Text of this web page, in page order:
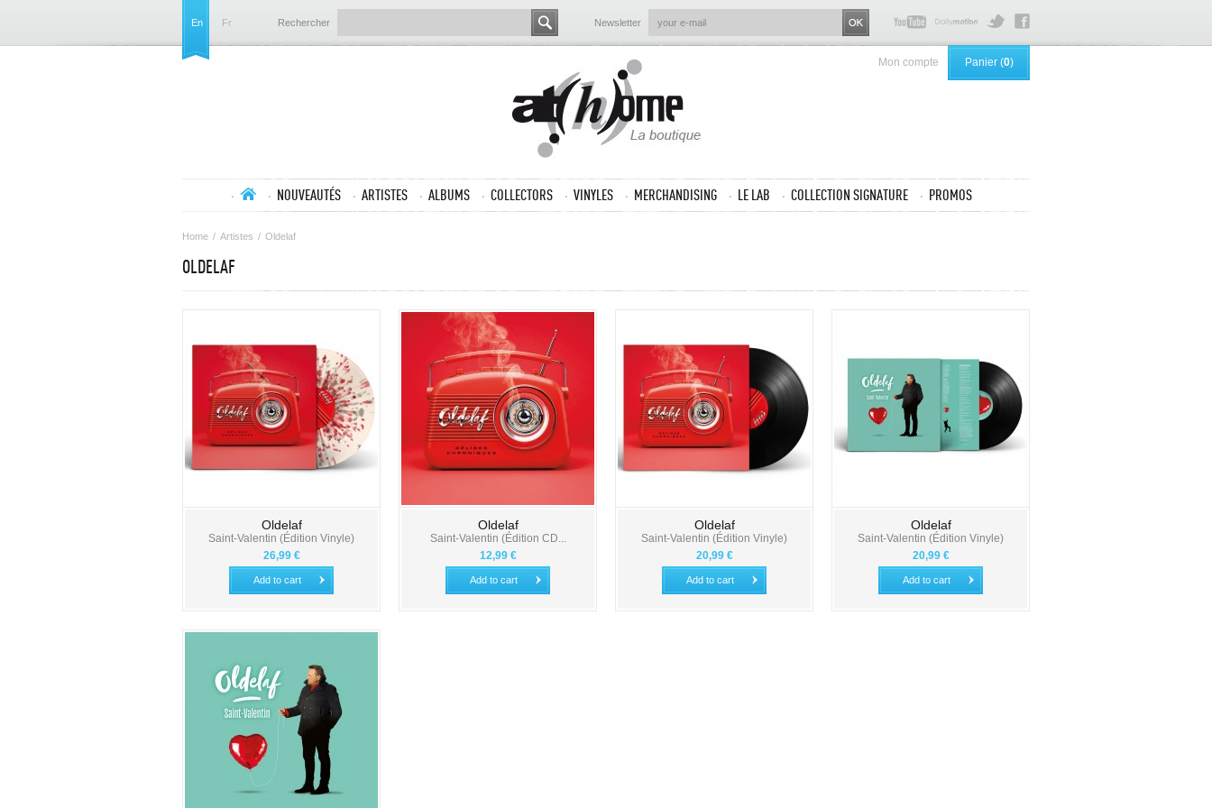
En Fr Rechercher Newsletter
Mon compte Panier (0)
NOUVEAUTÉS ARTISTES ALBUMS COLLECTORS VINYLES MERCHANDISING LE LAB COLLECTION SIGNATURE PROMOS
Home / Artistes / Oldelaf
OLDELAF
Oldelaf
Saint-Valentin (Édition Vinyle)
26,99 €
Add to cart
Oldelaf
Saint-Valentin (Édition CD...
12,99 €
Add to cart
Oldelaf
Saint-Valentin (Édition Vinyle)
20,99 €
Add to cart
Oldelaf
Saint-Valentin (Édition Vinyle)
20,99 €
Add to cart